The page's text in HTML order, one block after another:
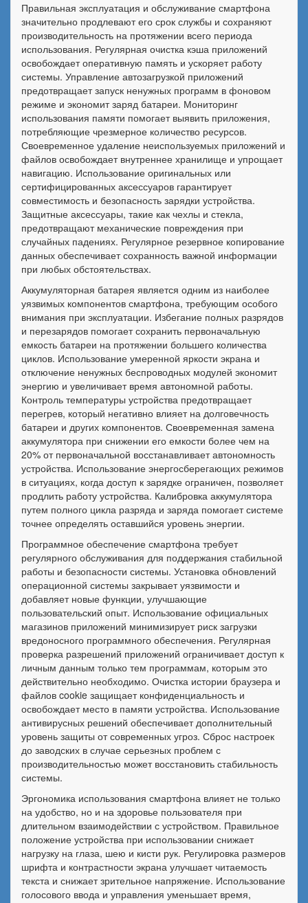
Правильная эксплуатация и обслуживание смартфона
значительно продлевают его срок службы и сохраняют
производительность на протяжении всего периода
использования. Регулярная очистка кэша приложений
освобождает оперативную память и ускоряет работу
системы. Управление автозагрузкой приложений
предотвращает запуск ненужных программ в фоновом
режиме и экономит заряд батареи. Мониторинг
использования памяти помогает выявить приложения,
потребляющие чрезмерное количество ресурсов.
Своевременное удаление неиспользуемых приложений и
файлов освобождает внутреннее хранилище и упрощает
навигацию. Использование оригинальных или
сертифицированных аксессуаров гарантирует
совместимость и безопасность зарядки устройства.
Защитные аксессуары, такие как чехлы и стекла,
предотвращают механические повреждения при
случайных падениях. Регулярное резервное копирование
данных обеспечивает сохранность важной информации
при любых обстоятельствах.
Аккумуляторная батарея является одним из наиболее
уязвимых компонентов смартфона, требующим особого
внимания при эксплуатации. Избегание полных разрядов
и перезарядов помогает сохранить первоначальную
емкость батареи на протяжении большего количества
циклов. Использование умеренной яркости экрана и
отключение ненужных беспроводных модулей экономит
энергию и увеличивает время автономной работы.
Контроль температуры устройства предотвращает
перегрев, который негативно влияет на долговечность
батареи и других компонентов. Своевременная замена
аккумулятора при снижении его емкости более чем на
20% от первоначальной восстанавливает автономность
устройства. Использование энергосберегающих режимов
в ситуациях, когда доступ к зарядке ограничен, позволяет
продлить работу устройства. Калибровка аккумулятора
путем полного цикла разряда и заряда помогает системе
точнее определять оставшийся уровень энергии.
Программное обеспечение смартфона требует
регулярного обслуживания для поддержания стабильной
работы и безопасности системы. Установка обновлений
операционной системы закрывает уязвимости и
добавляет новые функции, улучшающие
пользовательский опыт. Использование официальных
магазинов приложений минимизирует риск загрузки
вредоносного программного обеспечения. Регулярная
проверка разрешений приложений ограничивает доступ к
личным данным только тем программам, которым это
действительно необходимо. Очистка истории браузера и
файлов cookie защищает конфиденциальность и
освобождает место в памяти устройства. Использование
антивирусных решений обеспечивает дополнительный
уровень защиты от современных угроз. Сброс настроек
до заводских в случае серьезных проблем с
производительностью может восстановить стабильность
системы.
Эргономика использования смартфона влияет не только
на удобство, но и на здоровье пользователя при
длительном взаимодействии с устройством. Правильное
положение устройства при использовании снижает
нагрузку на глаза, шею и кисти рук. Регулировка размеров
шрифта и контрастности экрана улучшает читаемость
текста и снижает зрительное напряжение. Использование
голосового ввода и управления уменьшает время,